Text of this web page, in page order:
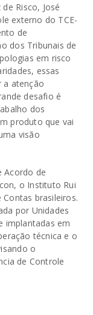
Risco, José
externo do TCE-
de
dos Tribunais de
em risco
essas
a atenção
desafio é
dos
produto que vai
visão
Acordo de
o Instituto Rui
brasileiros.
por Unidades
implantadas em
técnica e o
o
de Controle